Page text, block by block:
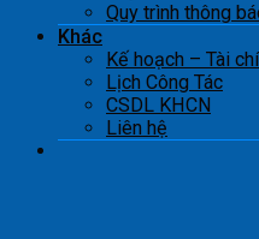
Quy trình thông
Khác
Kế hoạch – Tài
Lịch Công Tác
CSDL KHCN
Liên hệ